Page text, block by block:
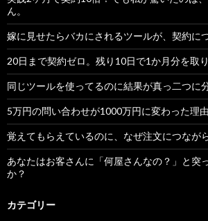
ん。
嫁に見せたらバカにされるツールが、契約に
20日まで契約ゼロ。残り10日で1か月分を取
同じツールを使ってるのに結果が真っ二つに
5万円の問い合わせが1000万円に変わった理由
覚えてもらえているのに、なぜ注文につなが
あなたはお客さんに「何屋さんなの？」と突
か？
カテゴリー